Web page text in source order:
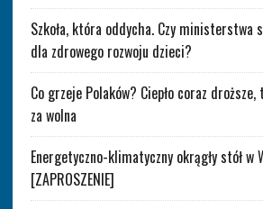
Szkoła, która oddycha. Czy ministerstwa
dla zdrowego rozwoju dzieci?
Co grzeje Polaków? Ciepło coraz
za wolna
Energetyczno-klimatyczny okrągły stół w
[ZAPROSZENIE]